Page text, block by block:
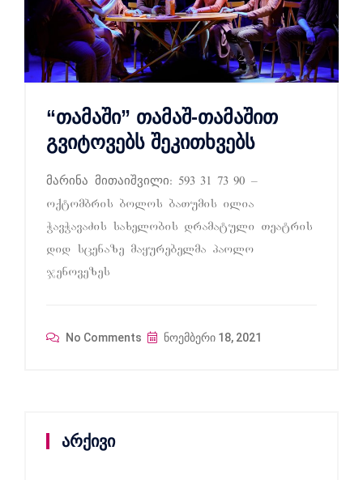
“თამაში” თამაშ-თამაშით
გვიტოვებს შეკითხვებს
მარინა მითაიშვილი: 593 31 73 90 –
oqtombris bolos baTumis ilia
WavWavaZis saxelobis dramatuli Teatris
did scenaze mayurebelma paolo
jenovezes
No Comments ნოემბერი 18, 2021
არქივი